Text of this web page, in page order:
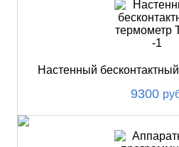
Настенный
9300